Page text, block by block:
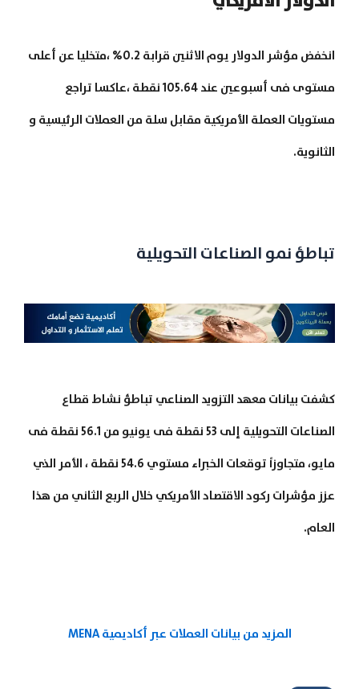
انخفض مؤشر الدولار يوم الاثنين قرابة 0.2% ،متخليا عن أعلى
مستوى فى أسبوعين عند 105.64 نقطة ،عاكسا تراجع
مستويات العملة الأمريكية مقابل سلة من العملات الرئيسية و
الثانوية.
تباطؤ نمو الصناعات التحويلية
كشفت بيانات معهد التزويد الصناعي تباطؤ نشاط قطاع
الصناعات التحويلية إلى 53 نقطة فى يونيو من 56.1 نقطة فى
مايو، متجاوزاً توقعات الخبراء مستوي 54.6 نقطة ، الأمر الذي
عزز مؤشرات ركود الاقتصاد الأمريكي خلال الربع الثاني من هذا
العام.
المزيد من بيانات العملات عبر أكاديمية MENA